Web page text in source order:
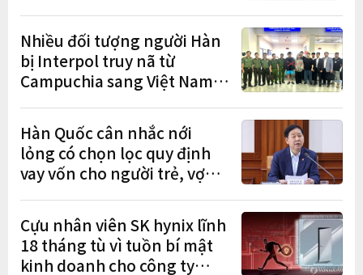
Nhiều đối tượng người Hàn
bị Interpol truy nã từ
Campuchia sang Việt Nam
Hàn Quốc cân nhắc nới
lỏng có chọn lọc quy định
vay vốn cho người trẻ, vợ
Cựu nhân viên SK hynix lĩnh
18 tháng tù vì tuồn bí mật
kinh doanh cho công ty